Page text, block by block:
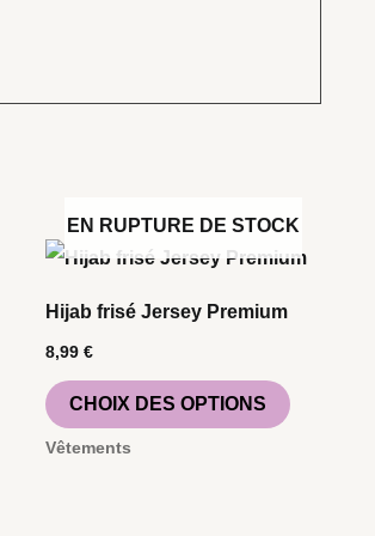
EN RUPTURE DE STOCK
Hijab frisé Jersey Premium
8,99 €
CHOIX DES OPTIONS
Ce
variations.
Vêtements